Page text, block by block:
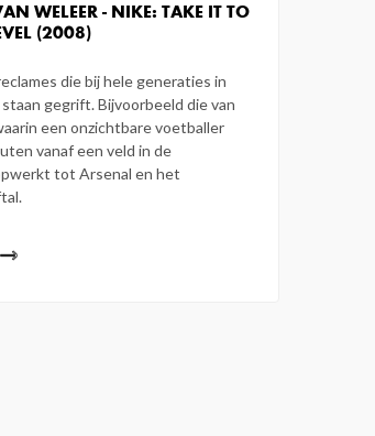
WELEER - NIKE: TAKE IT TO
(2008)
die bij hele generaties in
gegrift. Bijvoorbeeld die van
een onzichtbare voetballer
vanaf een veld in de
tot Arsenal en het